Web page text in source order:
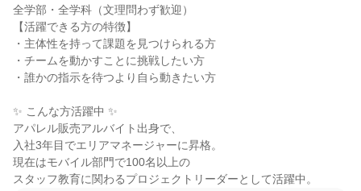
全学部・全学科（文理問わず歓迎）
【活躍できる方の特徴】
・主体性を持って課題を見つけられる方
・チームを動かすことに挑戦したい方
・誰かの指示を待つより自ら動きたい方
✨ こんな方活躍中 ✨
アパレル販売アルバイト出身で、
入社3年目でエリアマネージャーに昇格。
現在はモバイル部門で100名以上の
スタッフ教育に関わるプロジェクトリーダーとして活躍中。